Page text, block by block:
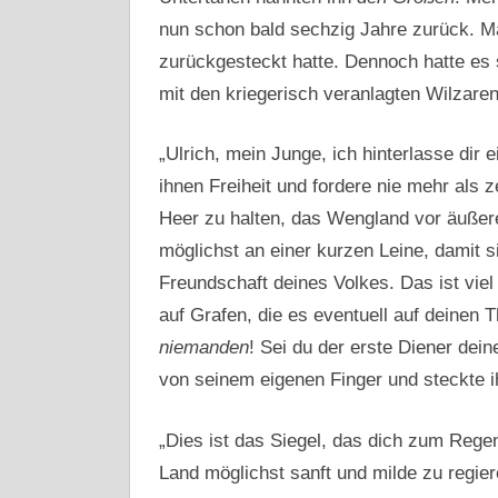
nun schon bald sechzig Jahre zurück.
zurückgesteckt hatte. Dennoch hatte
mit den kriegerisch veranlagten
„Ulrich, mein Junge, ich hinterlasse dir
ihnen Freiheit und fordere nie mehr als
Heer zu halten, das Wengland vor
möglichst an einer kurzen Leine, damit
Freundschaft deines Volkes. Das ist
auf Grafen, die es eventuell auf deinen
niemanden! Sei du der erste Diener
von seinem eigenen Finger und steckte
„Dies ist das Siegel, das dich zum
Land möglichst sanft und milde zu